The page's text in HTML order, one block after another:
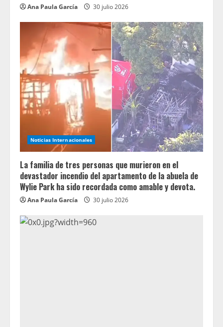
Ana Paula García 30 julio 2026
Noticias Internacionales
La familia de tres personas que murieron en el
devastador incendio del apartamento de la abuela de
Wylie Park ha sido recordada como amable y devota.
Ana Paula García 30 julio 2026